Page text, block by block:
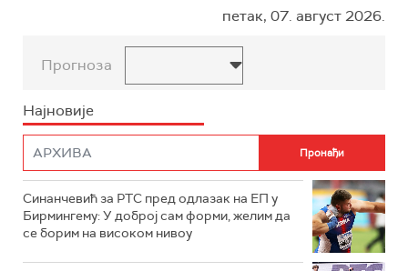
петак, 07. август 2026.
Прогноза
Најновије
Синанчевић за РТС пред одлазак на ЕП у
Бирмингему: У доброј сам форми, желим да
се борим на високом нивоу